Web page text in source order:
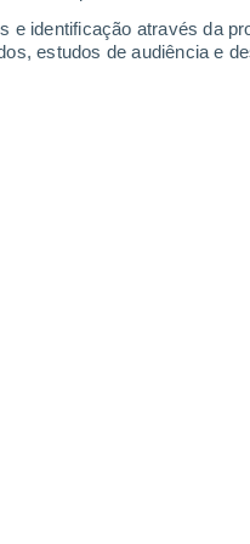
e identificação através da
estudos de audiência e
Da Terra
As
NASA
A NASA
da